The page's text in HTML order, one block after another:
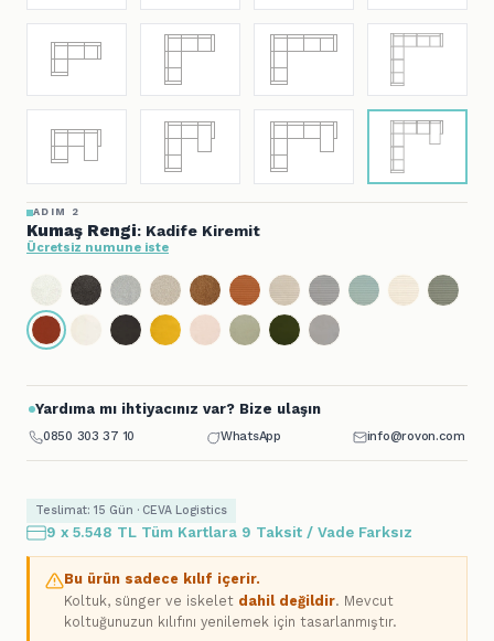
ADIM 2
Kumaş Rengi: Kadife Kiremit
Ücretsiz numune iste
Yardıma mı ihtiyacınız var? Bize ulaşın
0850 303 37 10 WhatsApp info@rovon.com
Teslimat: 15 Gün · CEVA Logistics
9 x 5.548 TL Tüm Kartlara 9 Taksit / Vade Farksız
Bu ürün sadece kılıf içerir.
Koltuk, sünger ve iskelet dahil değildir. Mevcut
koltuğunuzun kılıfını yenilemek için tasarlanmıştır.